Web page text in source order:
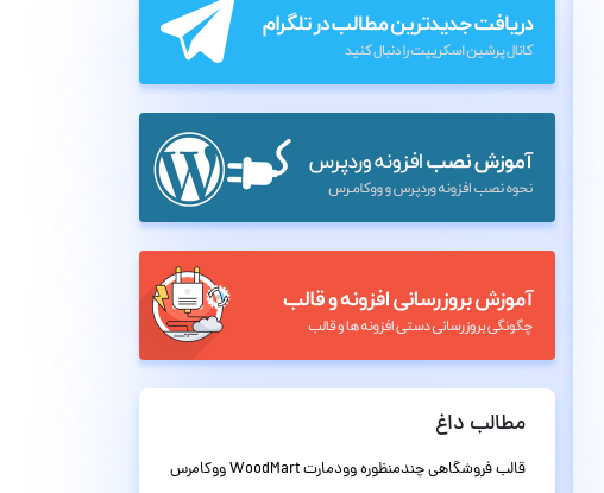
مطالب داغ
قالب فروشگاهی چندمنظوره وودمارت WoodMart ووکامرس